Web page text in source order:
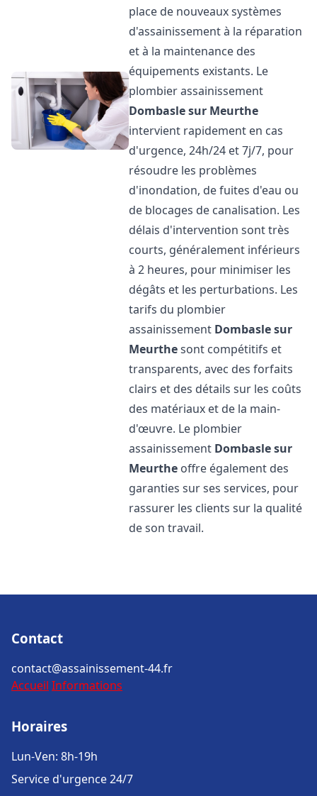
place de nouveaux systèmes
d'assainissement à la réparation
et à la maintenance des
équipements existants. Le
plombier assainissement
Dombasle sur Meurthe
intervient rapidement en cas
d'urgence, 24h/24 et 7j/7, pour
résoudre les problèmes
d'inondation, de fuites d'eau ou
de blocages de canalisation. Les
délais d'intervention sont très
courts, généralement inférieurs
à 2 heures, pour minimiser les
dégâts et les perturbations. Les
tarifs du plombier
assainissement Dombasle sur
Meurthesont compétitifs et
transparents, avec des forfaits
clairs et des détails sur les coûts
des matériaux et de la main-
d'œuvre. Le plombier
assainissement Dombasle sur
Meurthe offre également des
garanties sur ses services, pour
rassurer les clients sur la qualité
de son travail.
Contact
contact@assainissement-44.fr
Accueil Informations
Horaires
Lun-Ven: 8h-19h
Service d'urgence 24/7